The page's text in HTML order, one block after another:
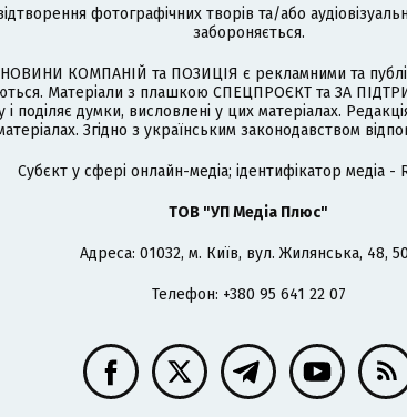
фотографічних творів та/або
забороняється.
НОВИНИ КОМПАНІЙ та ПОЗИЦІЯ є рекламними та
Матеріали з плашкою СПЕЦПРОЄКТ та ЗА
поділяє думки, висловлені у цих матеріалах.
Згідно з українським законодавством
Cубєкт у сфері онлайн-медіа; ідентифікатор медіа -
ТОВ "УП Медіа Плюс"
Адреса: 01032, м. Київ, вул. Жилянська, 48,
Телефон: +380 95 641 22 07